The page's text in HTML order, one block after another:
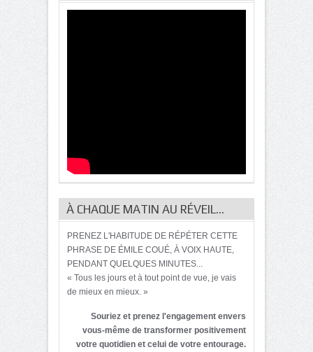
À CHAQUE MATIN AU RÉVEIL…
PRENEZ L'HABITUDE DE RÉPÉTER CETTE
PHRASE DE ÉMILE COUÉ, À VOIX HAUTE,
PENDANT QUELQUES MINUTES...
« Tous les jours et à tout point de vue, je vais
de mieux en mieux. »
Souriez et prenez l'engagement envers
vous-même de transformer positivement
votre quotidien et celui de votre entourage.